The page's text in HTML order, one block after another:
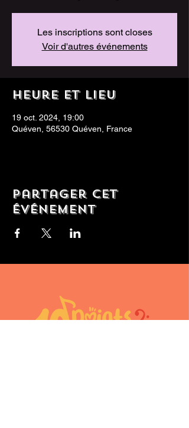
Les inscriptions sont closes
Voir d'autres événements
Heure et lieu
19 oct. 2024, 19:00
Quéven, 56530 Quéven, France
Partager cet
événement